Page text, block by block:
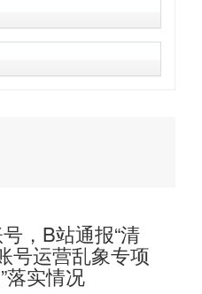
，B站通报“清
号运营乱象专项
落实情况